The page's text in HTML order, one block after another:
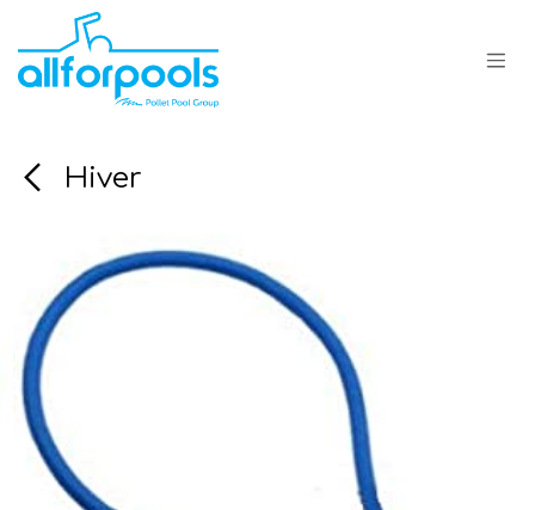
Se rendre au contenu
Hiver